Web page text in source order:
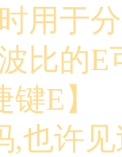
用于
比的
E】
,也许